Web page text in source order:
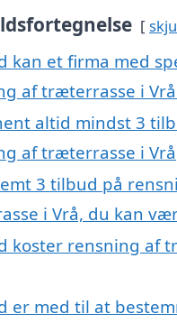
kan et firma med
af træterrasse i
altid mindst 3
af træterrasse i Vrå
3 tilbud på
i Vrå, du kan
koster rensning af
er med til at